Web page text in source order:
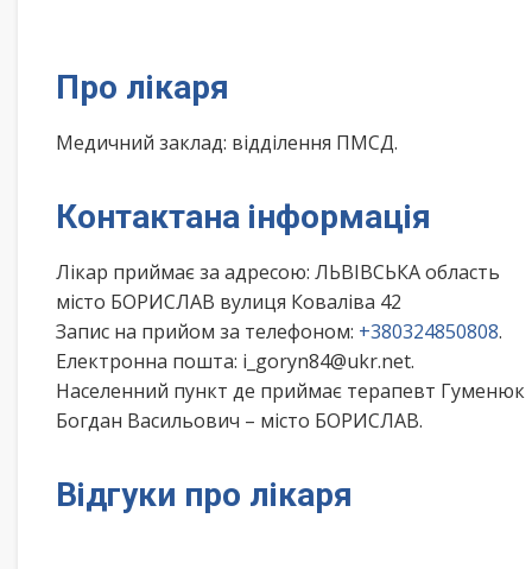
Про лікаря
Медичний заклад: відділення ПМСД.
Контактана інформація
Лікар приймає за адресою: ЛЬВІВСЬКА область
місто БОРИСЛАВ вулиця Коваліва 42
Запис на прийом за телефоном: +380324850808.
Електронна пошта: i_goryn84@ukr.net.
Населенний пункт де приймає терапевт Гуменюк
Богдан Васильович – місто БОРИСЛАВ.
Відгуки про лікаря